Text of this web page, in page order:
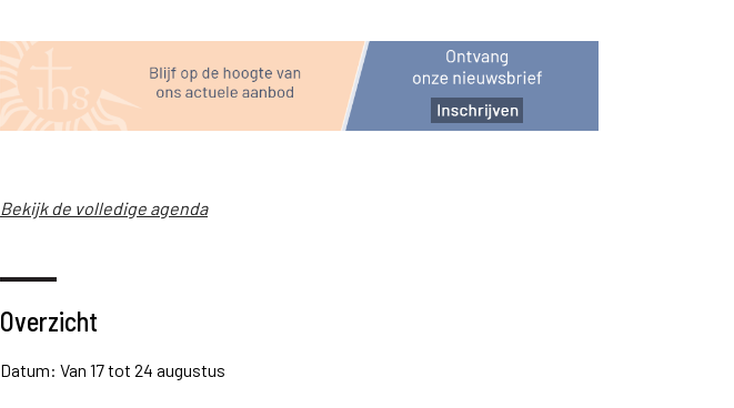
Bekijk de volledige agenda
Overzicht
Datum: Van 17 tot 24 augustus